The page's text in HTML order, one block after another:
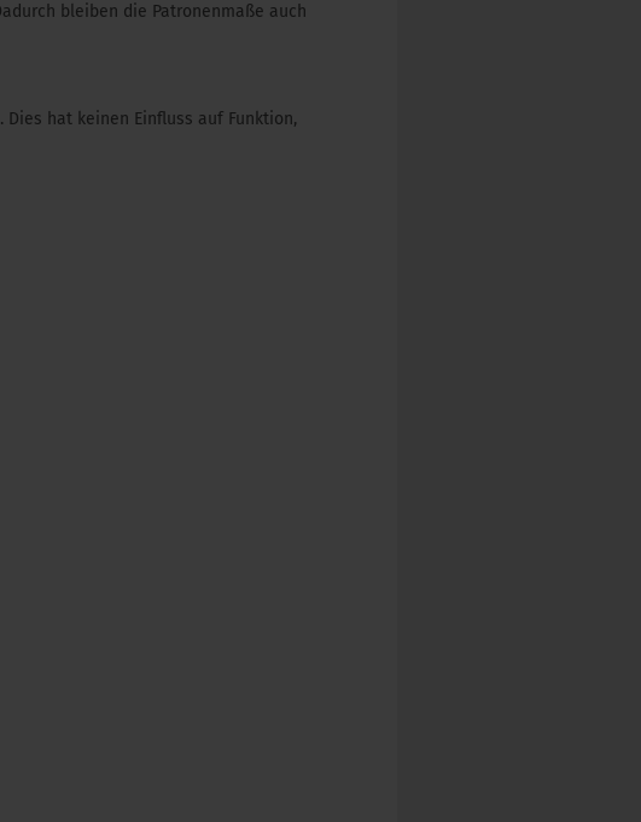
bleiben die Patronenmaße auch
Dies hat keinen Einfluss auf Funktion,